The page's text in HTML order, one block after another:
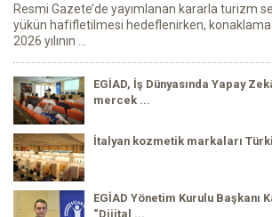
Resmi Gazete’de yayımlanan kararla turizm
yükün hafifletilmesi hedeflenirken, konaklama
2026 yılının ...
EGİAD, İş Dünyasında Yapay
mercek ...
İtalyan kozmetik markaları
EGİAD Yönetim Kurulu Başkanı
“Dijital ...